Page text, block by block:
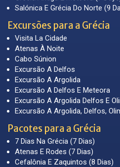
Salónica E Grécia Do Norte (9
Excursões para a Grécia
Visita La Cidade
Atenas À Noite
Cabo Súnion
Excursão A Delfos
Excursão A Argolida
Excursão A Delfos E Meteora
Excursão A Argolida Delfos E
Excursão A Argolida, Delfos,
Pacotes para a Grécia
7 Dias Na Grécia (7 Dias)
Atenas E Rodes (7 Dias)
Cefalônia E Zaquintos (8 Dias)